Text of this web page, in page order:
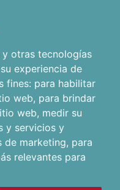
otras tecnologías
experiencia de
fines: para habilitar
web, para brindar
web, medir su
y servicios y
de marketing, para
relevantes para